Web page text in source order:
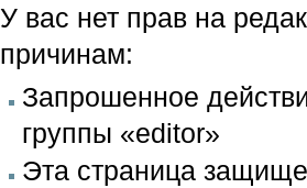
У вас нет прав на
причинам:
Запрошенное
группы «editor»
Эта страница